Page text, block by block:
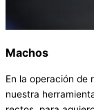
Machos
En la operación de
nuestra